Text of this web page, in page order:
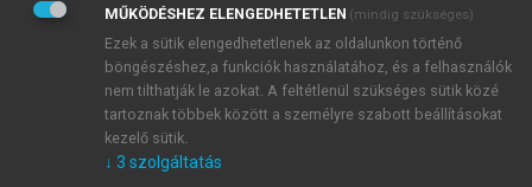
Adatkezelési tájékoztatóbanfoglaltakat tudomásul
veszem és elfogadom.
Általános vásárlási feltételeket, valamint a szotar.netés a
mersz.huoldalak licencszerződéseiben foglaltakat
tudomásul veszem és elfogadom.
KIPRÓBÁLOM
MŰKÖDÉSHEZ ELENGEDHETETLEN (mindig szükséges)
Ezek a sütik elengedhetetlenek az oldalunkon történő
böngészéshez,a funkciók használatához, és a felhasználók
nem tilthatják le azokat. A feltétlenül szükséges sütik közé
tartoznak többek között a személyre szabott beállításokat
kezelő sütik.
↓ 3 szolgáltatás